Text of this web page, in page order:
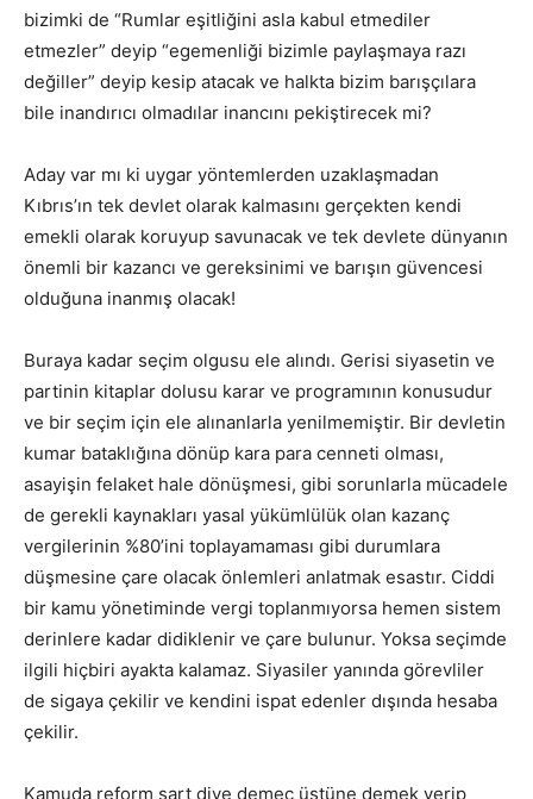
bizimki de “Rumlar eşitliğini asla kabul etmediler
etmezler” deyip “egemenliği bizimle paylaşmaya razı
değiller” deyip kesip atacak ve halkta bizim barışçılara
bile inandırıcı olmadılar inancını pekiştirecek mi?
Aday var mı ki uygar yöntemlerden uzaklaşmadan
Kıbrıs’ın tek devlet olarak kalmasını gerçekten kendi
emekli olarak koruyup savunacak ve tek devlete dünyanın
önemli bir kazancı ve gereksinimi ve barışın güvencesi
olduğuna inanmış olacak!
Buraya kadar seçim olgusu ele alındı. Gerisi siyasetin ve
partinin kitaplar dolusu karar ve programının konusudur
ve bir seçim için ele alınanlarla yenilmemiştir. Bir devletin
kumar bataklığına dönüp kara para cenneti olması,
asayişin felaket hale dönüşmesi, gibi sorunlarla mücadele
de gerekli kaynakları yasal yükümlülük olan kazanç
vergilerinin %80’ini toplayamaması gibi durumlara
düşmesine çare olacak önlemleri anlatmak esastır. Ciddi
bir kamu yönetiminde vergi toplanmıyorsa hemen sistem
derinlere kadar didiklenir ve çare bulunur. Yoksa seçimde
ilgili hiçbiri ayakta kalamaz. Siyasiler yanında görevliler
de sigaya çekilir ve kendini ispat edenler dışında hesaba
çekilir.
Kamuda reform şart diye demeç üstüne demek verip